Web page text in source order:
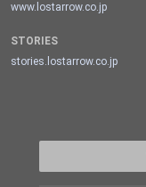
www.lostarrow.co.jp
STORIES
stories.lostarrow.co.jp